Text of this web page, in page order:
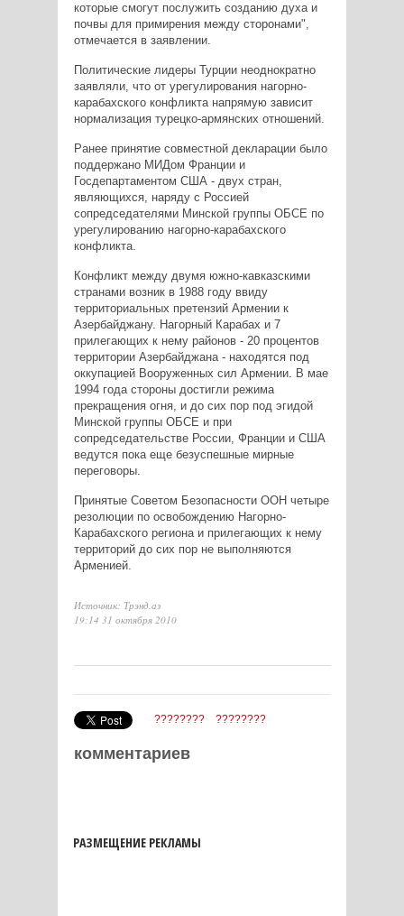
которые смогут послужить созданию духа и
почвы для примирения между сторонами",
отмечается в заявлении.
Политические лидеры Турции неоднократно
заявляли, что от урегулирования нагорно-
карабахского конфликта напрямую зависит
нормализация турецко-армянских отношений.
Ранее принятие совместной декларации было
поддержано МИДом Франции и
Госдепартаментом США - двух стран,
являющихся, наряду с Россией
сопредседателями Минской группы ОБСЕ по
урегулированию нагорно-карабахского
конфликта.
Конфликт между двумя южно-кавказскими
странами возник в 1988 году ввиду
территориальных претензий Армении к
Азербайджану. Нагорный Карабах и 7
прилегающих к нему районов - 20 процентов
территории Азербайджана - находятся под
оккупацией Вооруженных сил Армении. В мае
1994 года стороны достигли режима
прекращения огня, и до сих пор под эгидой
Минской группы ОБСЕ и при
сопредседательстве России, Франции и США
ведутся пока еще безуспешные мирные
переговоры.
Принятые Советом Безопасности ООН четыре
резолюции по освобождению Нагорно-
Карабахского региона и прилегающих к нему
территорий до сих пор не выполняются
Арменией.
Источник: Трэнд.аз
19:14 31 октября 2010
???????? ????????
комментариев
РАЗМЕЩЕНИЕ РЕКЛАМЫ